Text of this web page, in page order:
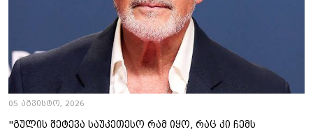
05 აგვისტო, 2026
"გულის შეტევა საუკეთესო რამ იყო, რაც კი ჩემს